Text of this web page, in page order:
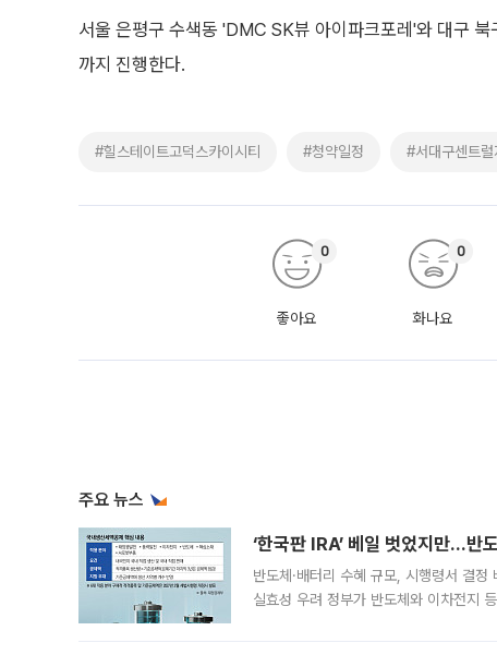
서울 은평구 수색동 'DMC SK뷰 아이파크포레'와 대구
까지 진행한다.
#힐스테이트고덕스카이시티 #청약일정 #서대구센트럴
좋아요
0
화나요
0
주요 뉴스
‘한국판 IRA’ 베일 벗었지만…반
반도체·배터리 수혜 규모, 시행령서 결
실효성 우려 정부가 반도체와 이차전지